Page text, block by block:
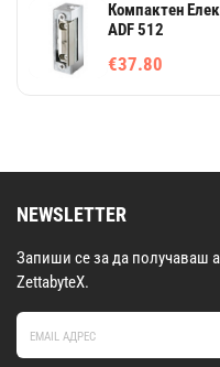
Компактен
ADF 512
€37.80
NEWSLETTER
Запиши се за да получаваш
ZettabyteX.